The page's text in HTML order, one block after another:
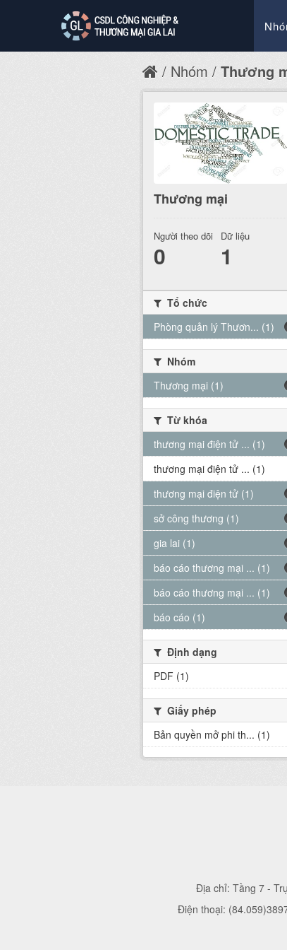
Nhóm Thương
Thương mại
Người theo dõi
0
Dữ liệu
1
Tổ chức
Phòng quản lý Thươn... (1)
Nhóm
Thương mại (1)
Từ khóa
thương mại điện tử ... (1)
thương mại điện tử ... (1)
thương mại điện tử (1)
sở công thương (1)
gia lai (1)
báo cáo thương mại ... (1)
báo cáo thương mại ... (1)
báo cáo (1)
Định dạng
PDF (1)
Giấy phép
Bản quyền mở phi th... (1)
Địa chỉ: Tầng 7 -
Điện thoại: